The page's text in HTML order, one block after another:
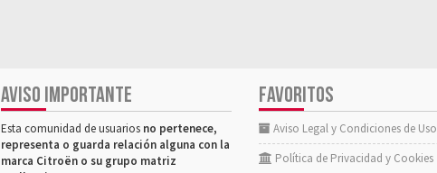
AVISO IMPORTANTE
Esta comunidad de usuarios no pertenece,
representa o guarda relación alguna con la
marca Citroën o su grupo matriz
FAVORITOS
Aviso Legal y Condiciones de Uso
Política de Privacidad y Cookies